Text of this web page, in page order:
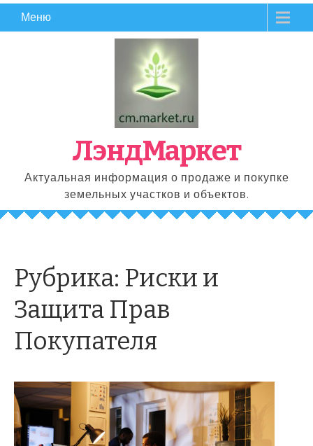
ПерейтиМеню
ЛэндМаркет
Актуальная информация о продаже и покупке
земельных участков и объектов.
Рубрика: Риски и
Защита Прав
Покупателя